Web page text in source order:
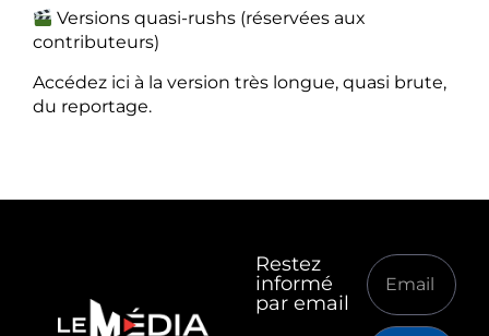
Versions quasi-rushs (réservées aux
contributeurs)
Accédez ici à la version très longue, quasi brute,
du reportage.
Restez
informé
par email